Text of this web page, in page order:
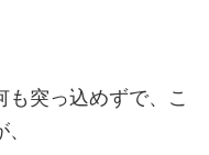
突っ込めずで、こ